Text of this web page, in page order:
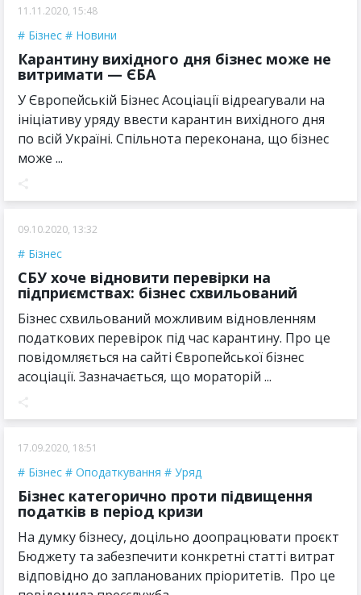
11.11.2020, 15:48
Бізнес Новини
Карантину вихідного дня бізнес може не
витримати — ЄБА
У Європейській Бізнес Асоціації відреагували на
ініціативу уряду ввести карантин вихідного дня
по всій Україні. Спільнота переконана, що бізнес
може ...
09.10.2020, 13:32
Бізнес
СБУ хоче відновити перевірки на
підприємствах: бізнес схвильований
Бізнес схвильований можливим відновленням
податкових перевірок під час карантину. Про це
повідомляється на сайті Європейської бізнес
асоціації. Зазначається, що мораторій ...
17.09.2020, 18:51
Бізнес Оподаткування Уряд
Бізнес категорично проти підвищення
податків в період кризи
На думку бізнесу, доцільно доопрацювати проєкт
Бюджету та забезпечити конкретні статті витрат
відповідно до запланованих пріоритетів. Про це